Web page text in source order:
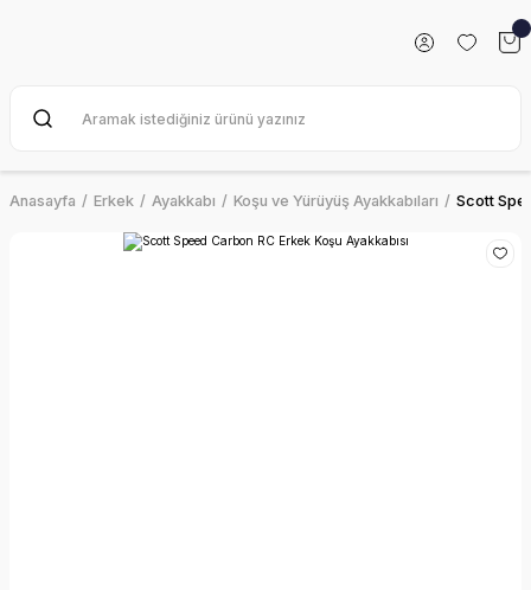
Anasayfa Erkek Ayakkabı Koşu ve Yürüyüş Ayakkabıları Scott